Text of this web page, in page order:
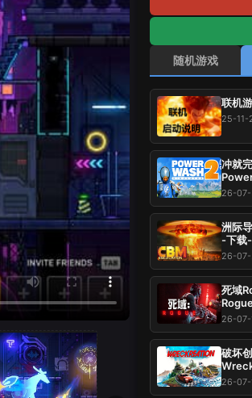
随机游戏
联机
25-11-
冲就
载-游
26-
洲际导
-下载
26-07-
死域
压即
26-07-
破坏
26-07-